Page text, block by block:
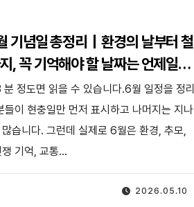
념일 총정리｜환경의 날부터 철
, 꼭 기억해야 할 날짜는 언제일
2026.05.10
분 정도면 읽을 수 있습니다.6월 일정을 정리
들이 현충일만 먼저 표시하고 나머지는 지나
습니다. 그런데 실제로 6월은 환경, 추모,
쟁 기억, 교통…